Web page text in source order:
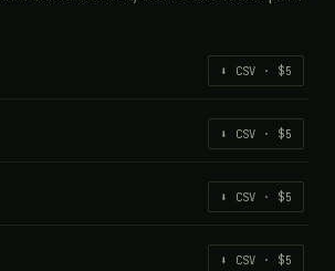
⬇ CSV · $5
⬇ CSV · $5
⬇ CSV · $5
⬇ CSV · $5